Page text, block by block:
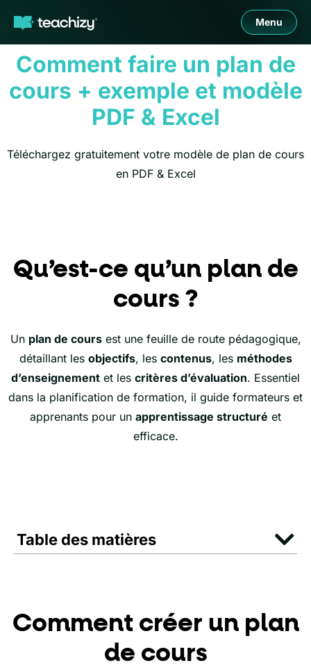
Menu
Comment faire un plan de
cours + exemple et modèle
PDF & Excel
Téléchargez gratuitement votre modèle de plan de cours
en PDF & Excel
Qu’est-ce qu’un plan de
cours ?
Un plan de coursest une feuille de route pédagogique,
détaillant les objectifs, les contenus, les méthodes
d’enseignement et les critères d’évaluation. Essentiel
dans la planification de formation, il guide formateurs et
apprenants pour un apprentissage structuré et
efficace.
Table des matières
Comment créer un plan
de cours